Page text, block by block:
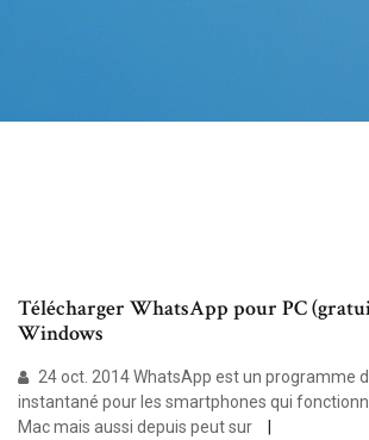
Télécharger WhatsApp pour PC
Windows
24 oct. 2014 WhatsApp est un programme
instantané pour les smartphones qui
Mac mais aussi depuis peut sur